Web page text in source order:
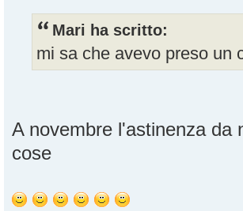
Mari ha scritto:
mi sa che avevo preso un
A novembre l'astinenza da
cose